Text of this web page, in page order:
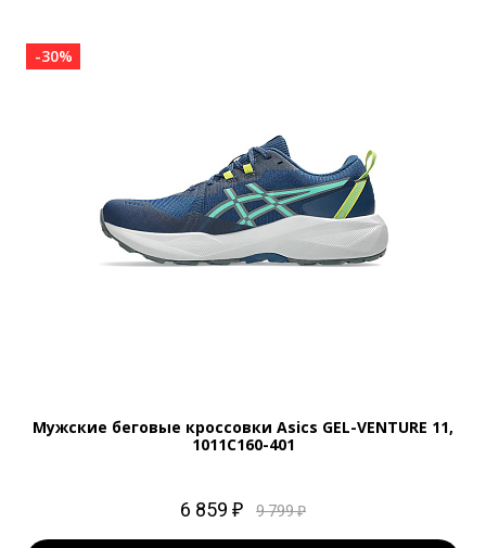
-30%
Мужские беговые кроссовки Asics GEL-VENTURE 11,
1011C160-401
6 859 ₽ 9 799 ₽